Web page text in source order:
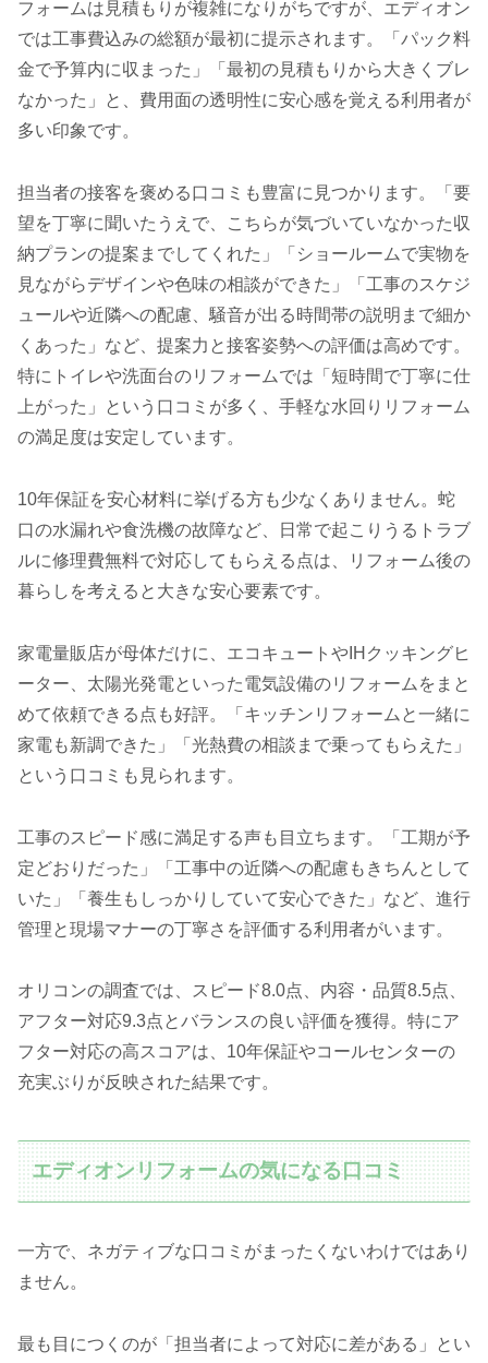
フォームは見積もりが複雑になりがちですが、エディオン
では工事費込みの総額が最初に提示されます。「パック料
金で予算内に収まった」「最初の見積もりから大きくブレ
なかった」と、費用面の透明性に安心感を覚える利用者が
多い印象です。
担当者の接客を褒める口コミも豊富に見つかります。「要
望を丁寧に聞いたうえで、こちらが気づいていなかった収
納プランの提案までしてくれた」「ショールームで実物を
見ながらデザインや色味の相談ができた」「工事のスケジ
ュールや近隣への配慮、騒音が出る時間帯の説明まで細か
くあった」など、提案力と接客姿勢への評価は高めです。
特にトイレや洗面台のリフォームでは「短時間で丁寧に仕
上がった」という口コミが多く、手軽な水回りリフォーム
の満足度は安定しています。
10年保証を安心材料に挙げる方も少なくありません。蛇
口の水漏れや食洗機の故障など、日常で起こりうるトラブ
ルに修理費無料で対応してもらえる点は、リフォーム後の
暮らしを考えると大きな安心要素です。
家電量販店が母体だけに、エコキュートやIHクッキングヒ
ーター、太陽光発電といった電気設備のリフォームをまと
めて依頼できる点も好評。「キッチンリフォームと一緒に
家電も新調できた」「光熱費の相談まで乗ってもらえた」
という口コミも見られます。
工事のスピード感に満足する声も目立ちます。「工期が予
定どおりだった」「工事中の近隣への配慮もきちんとして
いた」「養生もしっかりしていて安心できた」など、進行
管理と現場マナーの丁寧さを評価する利用者がいます。
オリコンの調査では、スピード8.0点、内容・品質8.5点、
アフター対応9.3点とバランスの良い評価を獲得。特にア
フター対応の高スコアは、10年保証やコールセンターの
充実ぶりが反映された結果です。
エディオンリフォームの気になる口コミ
一方で、ネガティブな口コミがまったくないわけではあり
ません。
最も目につくのが「担当者によって対応に差がある」とい